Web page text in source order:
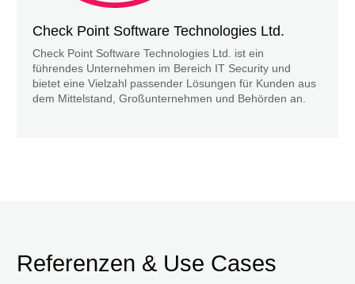
Check Point Software Technologies Ltd.
Check Point Software Technologies Ltd. ist ein
führendes Unternehmen im Bereich IT Security und
bietet eine Vielzahl passender Lösungen für Kunden aus
dem Mittelstand, Großunternehmen und Behörden an.
Referenzen & Use Cases